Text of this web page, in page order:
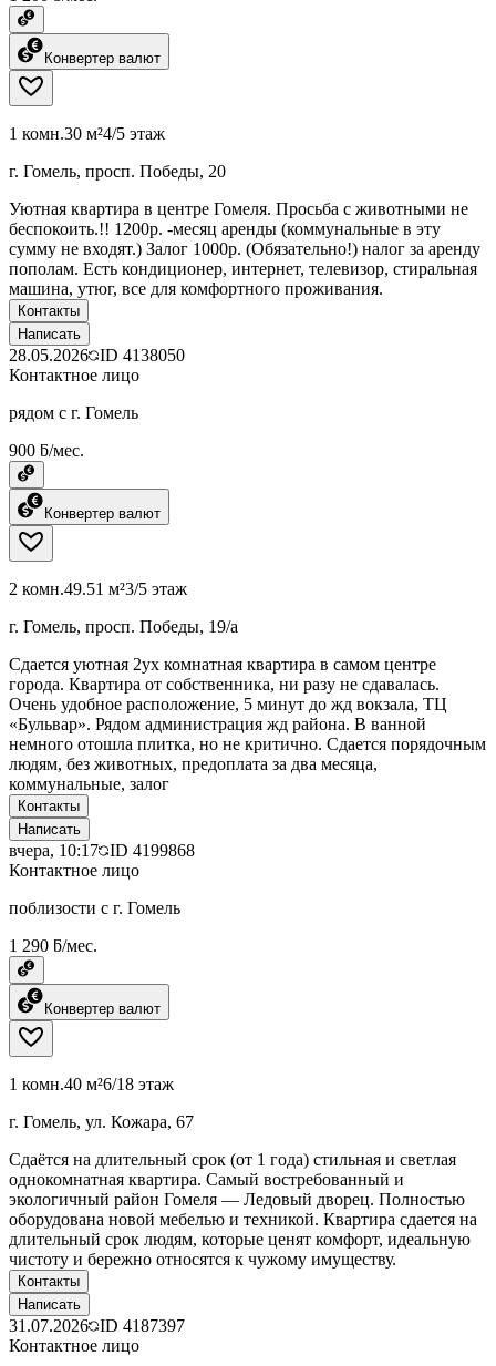
Конвертер валют
1 комн.30 м²4/5 этаж
г. Гомель, просп. Победы, 20
Уютная квартира в центре Гомеля. Просьба с животными не
беспокоить.!! 1200р. -месяц аренды (коммунальные в эту
сумму не входят.) Залог 1000р. (Обязательно!) налог за аренду
пополам. Есть кондиционер, интернет, телевизор, стиральная
машина, утюг, все для комфортного проживания.
Контакты
Написать
28.05.2026 ID 4138050
Контактное лицо
рядом с г. Гомель
900 ƃ/мес.
Конвертер валют
2 комн.49.51 м²3/5 этаж
г. Гомель, просп. Победы, 19/а
Сдается уютная 2ух комнатная квартира в самом центре
города. Квартира от собственника, ни разу не сдавалась.
Очень удобное расположение, 5 минут до жд вокзала, ТЦ
«Бульвар». Рядом администрация жд района. В ванной
немного отошла плитка, но не критично. Сдается порядочным
людям, без животных, предоплата за два месяца,
коммунальные, залог
Контакты
Написать
вчера, 10:17 ID 4199868
Контактное лицо
поблизости с г. Гомель
1 290 ƃ/мес.
Конвертер валют
1 комн.40 м²6/18 этаж
г. Гомель, ул. Кожара, 67
Сдаётся на длительный срок (от 1 года) стильная и светлая
однокомнатная квартира. Самый востребованный и
экологичный район Гомеля — Ледовый дворец. Полностью
оборудована новой мебелью и техникой. Квартира сдается на
длительный срок людям, которые ценят комфорт, идеальную
чистоту и бережно относятся к чужому имуществу.
Контакты
Написать
31.07.2026 ID 4187397
Контактное лицо